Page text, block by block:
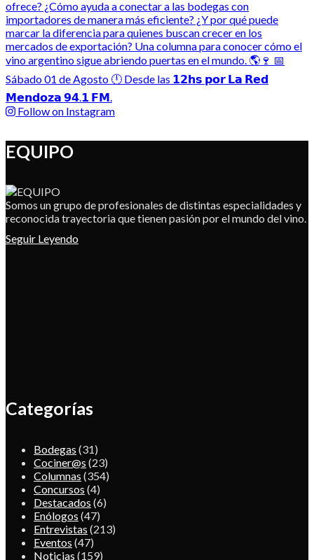
Follow on Instagram
EQUIPO
Somos un grupo de profesionales de distintas especialidades y
reconocida trayectoria que tienen pasión por el mundo del vino.
Seguir Leyendo
Categorías
Bodegas (31)
Cociner@s (23)
Columnas (354)
Concursos (4)
Destacados (6)
Enólogos (47)
Entrevistas (213)
Eventos (47)
Noticias (159)